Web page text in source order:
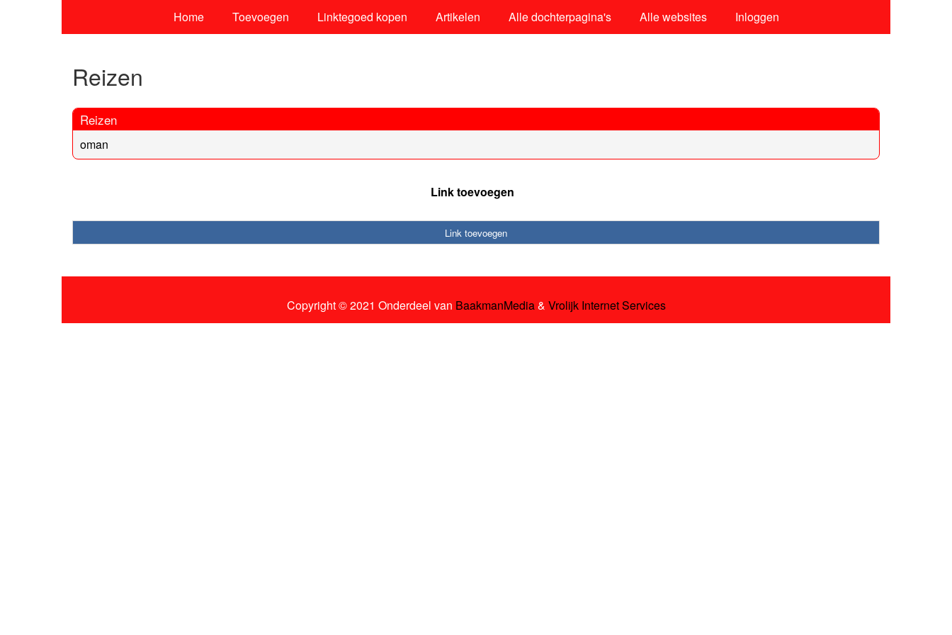
Home Toevoegen Linktegoed kopen Artikelen Alle dochterpagina's Alle websites Inloggen
Reizen
Reizen
oman
Link toevoegen
Link toevoegen
Copyright © 2021 Onderdeel van BaakmanMedia& Vrolijk Internet Services